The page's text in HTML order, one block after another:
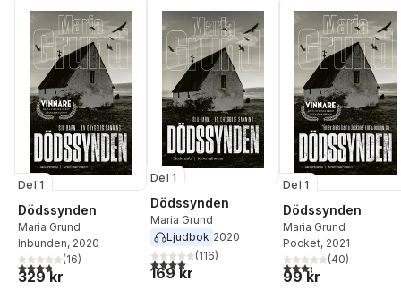
Del 1
Dödssynden
Maria Grund
Inbunden, 2020
3,8utav 5 stjärnor. Totalt antal röster:
(16)
329 kr
Del 1
Dödssynden
Maria Grund
Ljudbok 2020
4,0utav 5 stjärnor. Totalt antal röster:
(116)
169 kr
Del 1
Dödssynden
Maria Grund
Pocket, 2021
3,3utav 5 stjärnor.
(40)
99 kr